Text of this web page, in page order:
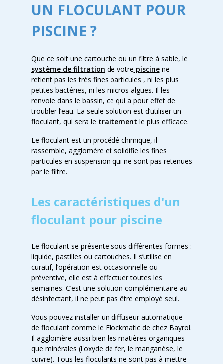
UN FLOCULANT POUR
PISCINE ?
Que ce soit une cartouche ou un filtre à sable, le
système de filtration de votre piscinene
retient pas les très fines particules , ni les plus
petites bactéries, ni les micros algues. Il les
renvoie dans le bassin, ce qui a pour effet de
troubler l’eau. La seule solution est d’utiliser un
floculant, qui sera le traitement le plus efficace.
Le floculant est un procédé chimique, il
rassemble, agglomère et solidifie les fines
particules en suspension qui ne sont pas retenues
par le filtre.
Les caractéristiques d'un
floculant pour piscine
Le floculant se présente sous différentes formes :
liquide, pastilles ou cartouches. Il s’utilise en
curatif, l’opération est occasionnelle ou
préventive, elle est à effectuer toutes les
semaines. C’est une solution complémentaire au
désinfectant, il ne peut pas être employé seul.
Vous pouvez installer un diffuseur automatique
de floculant comme le Flockmatic de chez Bayrol.
Il agglomère aussi bien les matières organiques
que minérales (l'oxyde de fer, le manganèse, le
cuivre). Tous les floculants ne sont pas à mettre